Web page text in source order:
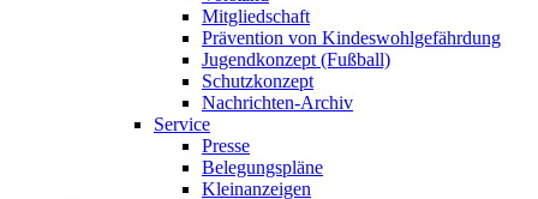
Mitgliedschaft
Prävention von Kindeswohlgefährdung
Jugendkonzept (Fußball)
Schutzkonzept
Nachrichten-Archiv
Service
Presse
Belegungspläne
Kleinanzeigen